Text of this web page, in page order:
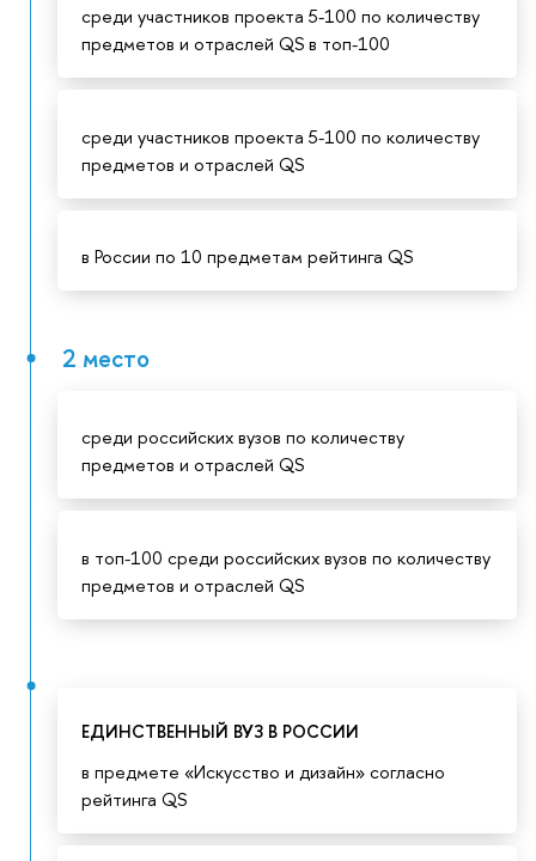
среди участников проекта 5-100 по количеству
предметов и отраслей QS в топ-100
среди участников проекта 5-100 по количеству
предметов и отраслей QS
в России по 10 предметам рейтинга QS
2 место
среди российских вузов по количеству
предметов и отраслей QS
в топ-100 среди российских вузов по количеству
предметов и отраслей QS
ЕДИНСТВЕННЫЙ ВУЗ В РОССИИ
в предмете «Искусство и дизайн» согласно
рейтинга QS